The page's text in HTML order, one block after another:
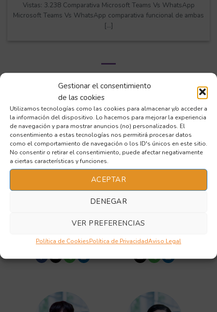
Gestionar el consentimiento
de las cookies
Utilizamos tecnologías como las cookies para almacenar y/o acceder a
la información del dispositivo. Lo hacemos para mejorar la experiencia
de navegación y para mostrar anuncios (no) personalizados. El
consentimiento a estas tecnologías nos permitirá procesar datos
como el comportamiento de navegación o los ID's únicos en este sitio.
No consentir o retirar el consentimiento, puede afectar negativamente
a ciertas características y funciones.
ACEPTAR
DENEGAR
VER PREFERENCIAS
Política de CookiesPolítica de PrivacidadAviso Legal
Vistas: 3.238 Comparativa Microsoft Teams Vs WhatsApp
Microsoft Teams Vs WhatsApp comparativa funcional de ambas
[...]
EQUIPO ACEM
CEO | DIGITAL
MANAGER
CEO | BUSINESS
MANAGER